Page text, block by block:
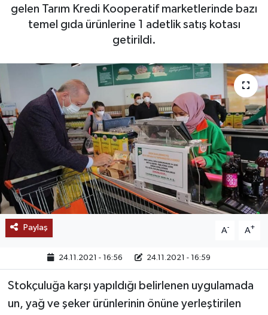
gelen Tarım Kredi Kooperatif marketlerinde bazı
temel gıda ürünlerine 1 adetlik satış kotası
getirildi.
Paylaş A- A+
24.11.2021 - 16:56 24.11.2021 - 16:59
Stokçuluğa karşı yapıldığı belirlenen uygulamada
un, yağ ve şeker ürünlerinin önüne yerleştirilen
GÜNDEM
MAGAZİN
SAĞLIK
EĞİTİM
BÖLGE
KEŞFET
POPÜLER
DÜNYA
OTOMOTİV
Son Dakika Haberleri
Haber Arşivi